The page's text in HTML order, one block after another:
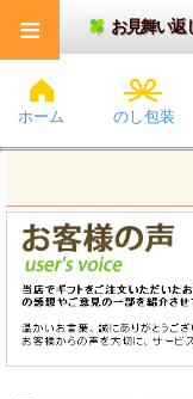
お見舞い返
ホーム のし包装
≡